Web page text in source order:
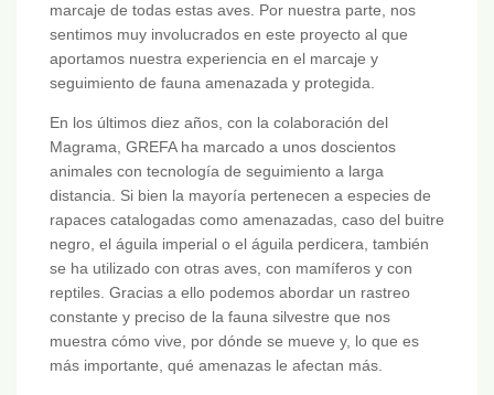
marcaje de todas estas aves. Por nuestra parte, nos
sentimos muy involucrados en este proyecto al que
aportamos nuestra experiencia en el marcaje y
seguimiento de fauna amenazada y protegida.
En los últimos diez años, con la colaboración del
Magrama, GREFA ha marcado a unos doscientos
animales con tecnología de seguimiento a larga
distancia. Si bien la mayoría pertenecen a especies de
rapaces catalogadas como amenazadas, caso del buitre
negro, el águila imperial o el águila perdicera, también
se ha utilizado con otras aves, con mamíferos y con
reptiles. Gracias a ello podemos abordar un rastreo
constante y preciso de la fauna silvestre que nos
muestra cómo vive, por dónde se mueve y, lo que es
más importante, qué amenazas le afectan más.